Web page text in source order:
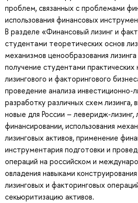
проблем, связанных с проблемами
использования финансовых
В разделе «Финансовый лизинг и
студентами теоретических основ
механизмов ценообразования
получение студентами практических
лизингового и факторингового
проведение анализа инвестиционно-
разработку различных схем лизинга,
новые для России – леверидж-лизинг,
финансировании, использования
лизинговых активов, применение
инструментария подготовки и
операций на российском и
овладения навыками
лизинговых и факторинговых
секьюритизацию активов.